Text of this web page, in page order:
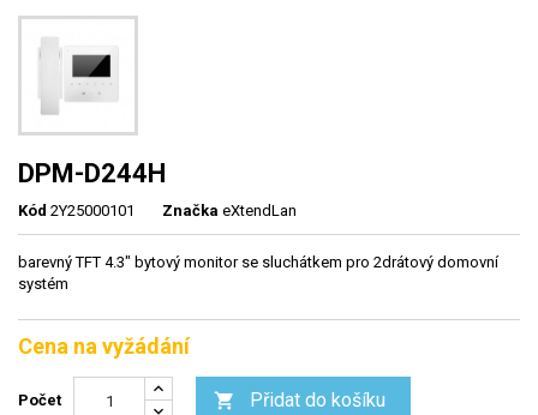
DPM-D244H
Kód 2Y25000101 Značka eXtendLan
barevný TFT 4.3" bytový monitor se sluchátkem pro 2drátový domovní
systém
Cena na vyžádání
Počet  Přidat do košíku